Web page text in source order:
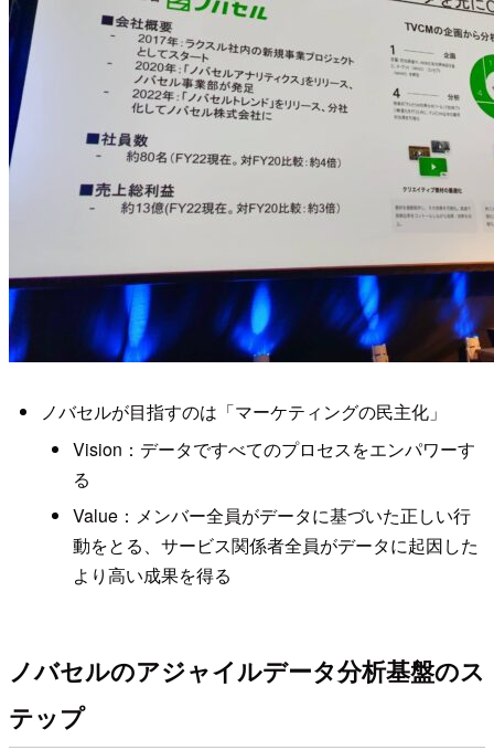
ノバセルが目指すのは「マーケティングの民主化」
Vision：データですべてのプロセスをエンパワーす
る
Value：メンバー全員がデータに基づいた正しい行
動をとる、サービス関係者全員がデータに起因した
より高い成果を得る
ノバセルのアジャイルデータ分析基盤のス
テップ